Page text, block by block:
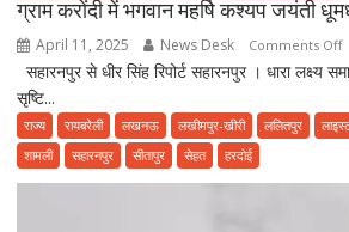
ग्राम करोंदी में भगवान महर्षि कश्यप जयंती
April 11, 2025 News Desk Comments Offon
में
सहारनपुर से धीर सिंह रिपोर्ट सहारनपुर । धारा लक्ष्य
सृष्टि...
राज्य रायबरेली लखनऊ लखीमपुर-खीरी ललितपुर
शामली
सहारनपुर सीतापुर सेहत हरदोई